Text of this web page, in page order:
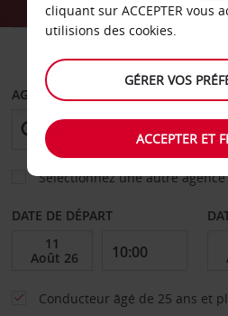
AGENCE DE DÉPART
Sélectionnez une autre
DATE DE DÉPART
Conducteur âgé de 25 ans et
cliquant sur ACCEPTER vous
utilisions des cookies.
GÉRER VOS
ACCEPTER ET